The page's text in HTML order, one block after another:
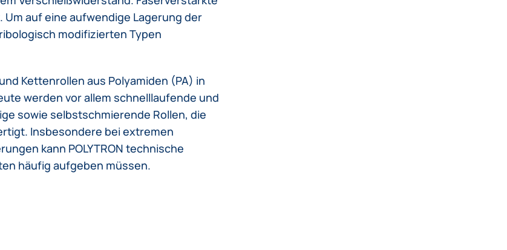
auf eine aufwendige Lagerung der
modifizierten Typen
Kettenrollen aus Polyamiden (PA) in
werden vor allem schnelllaufende und
sowie selbstschmierende Rollen, die
Insbesondere bei extremen
kann POLYTRON technische
häufig aufgeben müssen.